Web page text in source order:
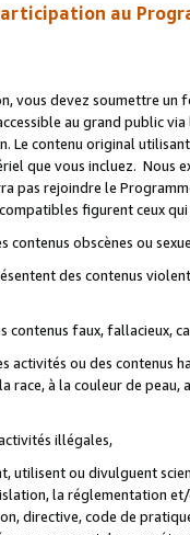
au
vous devez soumettre
au grand public
Le contenu original
que vous incluez. Nous
pas rejoindre le
figurent ceux
obscènes ou
des contenus
contenus faux, fallacieux,
ou des contenus
à la couleur de
illégales,
utilisent ou divulguent
la réglementation
directive, code de